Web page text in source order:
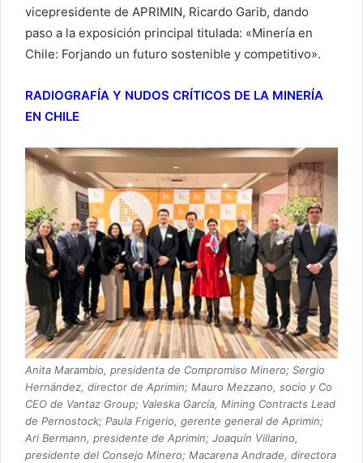
vicepresidente de APRIMIN, Ricardo Garib, dando
paso a la exposición principal titulada: «Minería en
Chile: Forjando un futuro sostenible y competitivo».
RADIOGRAFÍA Y NUDOS CRÍTICOS DE LA MINERÍA
EN CHILE
Anita Marambio, presidenta de Compromiso Minero; Sergio
Hernández, director de Aprimin; Mauro Mezzano, socio y Co
CEO de Vantaz Group; Valeska García, Mining Contracts Lead
de Pernostock; Paula Frigerio, gerente general de Aprimin;
Ari Bermann, presidente de Aprimin; Joaquín Villarino,
presidente del Consejo Minero; Macarena Andrade, directora